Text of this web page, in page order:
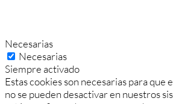
Necesarias
Necesarias
Siempre activado
Estas cookies son necesarias para que
no se pueden desactivar en nuestros